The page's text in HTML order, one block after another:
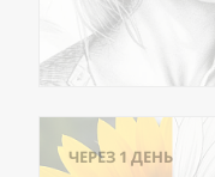
ЧЕРЕЗ 1 ДЕНЬ